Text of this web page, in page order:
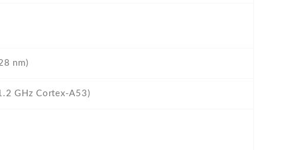
nm)
GHz Cortex-A53)